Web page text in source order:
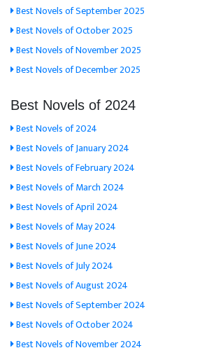
Best Novels of September 2025
Best Novels of October 2025
Best Novels of November 2025
Best Novels of December 2025
Best Novels of 2024
Best Novels of 2024
Best Novels of January 2024
Best Novels of February 2024
Best Novels of March 2024
Best Novels of April 2024
Best Novels of May 2024
Best Novels of June 2024
Best Novels of July 2024
Best Novels of August 2024
Best Novels of September 2024
Best Novels of October 2024
Best Novels of November 2024